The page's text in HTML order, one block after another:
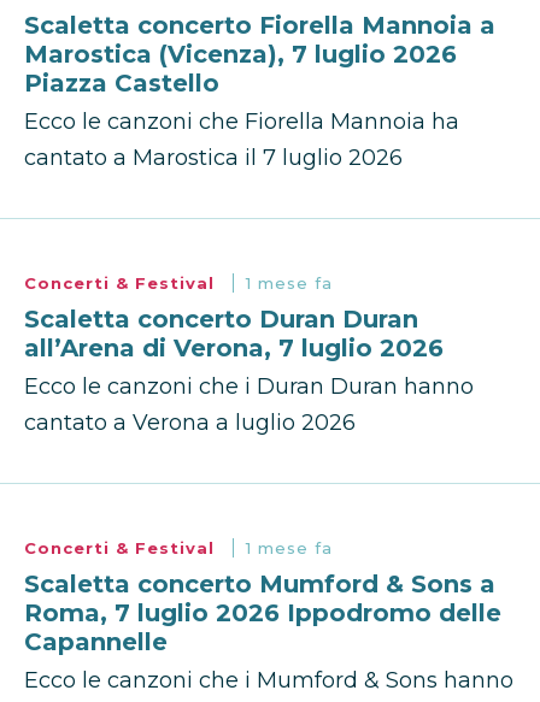
Scaletta concerto Fiorella Mannoia a
Marostica (Vicenza), 7 luglio 2026
Piazza Castello
Ecco le canzoni che Fiorella Mannoia ha
cantato a Marostica il 7 luglio 2026
Concerti & Festival 1 mese fa
Scaletta concerto Duran Duran
all’Arena di Verona, 7 luglio 2026
Ecco le canzoni che i Duran Duran hanno
cantato a Verona a luglio 2026
Concerti & Festival 1 mese fa
Scaletta concerto Mumford & Sons a
Roma, 7 luglio 2026 Ippodromo delle
Capannelle
Ecco le canzoni che i Mumford & Sons hanno